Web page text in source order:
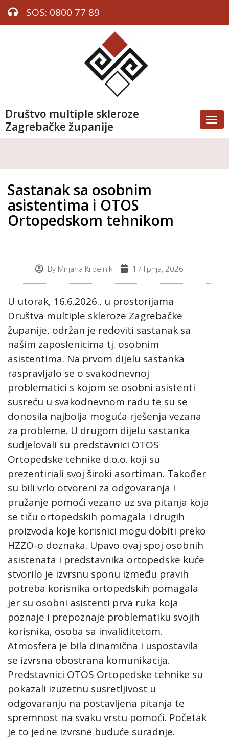
SOS: 0800 77 89
Društvo multiple skleroze
Zagrebačke županije
Sastanak sa osobnim
asistentima i OTOS
Ortopedskom tehnikom
ByMirjana Krpelnik 17 lipnja, 2026
U utorak, 16.6.2026., u prostorijama
Društva multiple skleroze Zagrebačke
županije, održan je redoviti sastanak sa
našim zaposlenicima tj. osobnim
asistentima. Na prvom dijelu sastanka
raspravljalo se o svakodnevnoj
problematici s kojom se osobni asistenti
susreću u svakodnevnom radu te su se
donosila najbolja moguća rješenja vezana
za probleme. U drugom dijelu sastanka
sudjelovali su predstavnici OTOS
Ortopedske tehnike d.o.o. koji su
prezentiriali svoj široki asortiman. Također
su bili vrlo otvoreni za odgovaranja i
pružanje pomoći vezano uz sva pitanja koja
se tiču ortopedskih pomagala i drugih
proizvoda koje korisnici mogu dobiti preko
HZZO-o doznaka. Upavo ovaj spoj osobnih
asistenata i predstavnika ortopedske kuće
stvorilo je izvrsnu sponu između pravih
potreba korisnika ortopedskih pomagala
jer su osobni asistenti prva ruka koja
poznaje i prepoznaje problematiku svojih
korisnika, osoba sa invaliditetom.
Atmosfera je bila dinamična i uspostavila
se izvrsna obostrana komunikacija.
Predstavnici OTOS Ortopedske tehnike su
pokazali izuzetnu susretljivost u
odgovaranju na postavljena pitanja te
spremnost na svaku vrstu pomoći. Početak
je to jedne izvrsne buduće suradnje.